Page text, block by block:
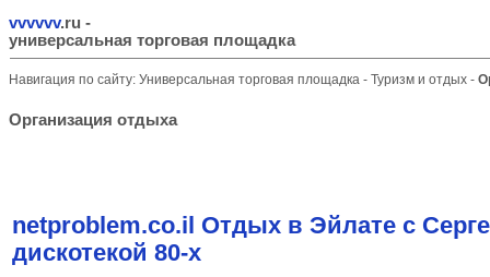
vvvvvv.ru -
универсальная торговая площадка
Навигация по сайту: Универсальная торговая площадка - Туризм и отдых -
Организация отдыха
netproblem.co.il Отдых в Эйлате с
дискотекой 80-х